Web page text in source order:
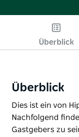
Überblick
Überblick
Dies ist ein von
Nachfolgend
Gastgebers zu